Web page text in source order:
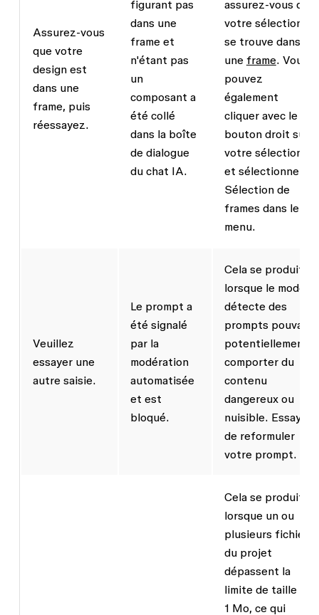
Assurez-vous
que votre
design est
dans une
frame, puis
réessayez.
figurant pas
dans une
frame et
n'étant pas
un
composant a
été collé
dans la boîte
de dialogue
du chat IA.
assurez-vous que
votre sélection
se trouve dans
une frame. Vous
pouvez
également
cliquer avec le
bouton droit sur
votre sélection
et sélectionner
Sélection de
framesdans le
menu.
Veuillez
essayer une
autre saisie.
Le prompt a
été signalé
par la
modération
automatisée
et est
bloqué.
Cela se produit
lorsque le modèle
détecte des
prompts pouvant
potentiellement
comporter du
contenu
dangereux ou
nuisible. Essayez
de reformuler
votre prompt.
Cela se produit
lorsque un ou
plusieurs fichiers
du projet
dépassent la
limite de taille de
1 Mo, ce qui